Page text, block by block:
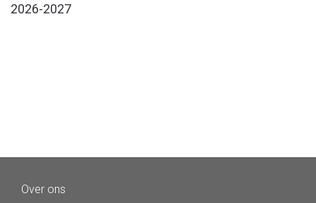
2026-2027
Over ons